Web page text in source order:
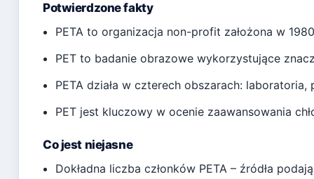
Potwierdzone fakty
PETA to organizacja non-profit założona w
PET to badanie obrazowe wykorzystujące
PETA działa w czterech obszarach:
PET jest kluczowy w ocenie zaawansowania
Co jest niejasne
Dokładna liczba członków PETA – źródła